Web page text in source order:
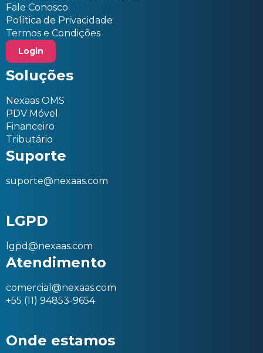
Fale Conosco
Política de Privacidade
Termos e Condições
Login
Soluções
Nexaas OMS
PDV Móvel
Financeiro
Tributário
Suporte
suporte@nexaas.com
LGPD
lgpd@nexaas.com
Atendimento
comercial@nexaas.com
+55 (11) 94853-9654
Onde estamos